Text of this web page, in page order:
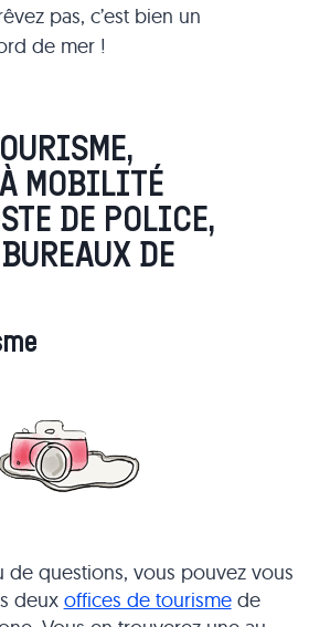
pas, c’est bien un
de mer !
À MOBILITÉ
DE POLICE,
DE
de questions, vous pouvez vous
deux offices de tourismede